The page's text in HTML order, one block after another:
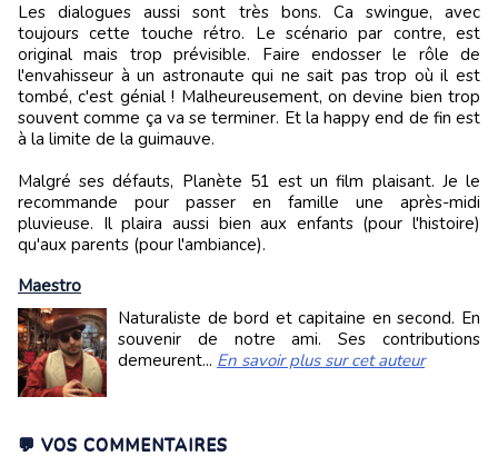
Les dialogues aussi sont très bons. Ca swingue, avec
toujours cette touche rétro. Le scénario par contre, est
original mais trop prévisible. Faire endosser le rôle de
l'envahisseur à un astronaute qui ne sait pas trop où il est
tombé, c'est génial ! Malheureusement, on devine bien trop
souvent comme ça va se terminer. Et la happy end de fin est
à la limite de la guimauve.
Malgré ses défauts, Planète 51 est un film plaisant. Je le
recommande pour passer en famille une après-midi
pluvieuse. Il plaira aussi bien aux enfants (pour l'histoire)
qu'aux parents (pour l'ambiance).
Maestro
Naturaliste de bord et capitaine en second. En
souvenir de notre ami. Ses contributions
demeurent... En savoir plus sur cet auteur
💬 VOS COMMENTAIRES